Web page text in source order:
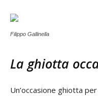
Filippo Gallinella
La ghiotta
Un’occasione ghiotta